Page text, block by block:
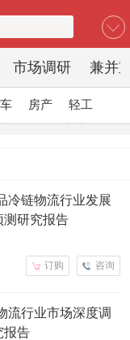
市场调研 兼并
房产
轻工
冷链物流行业发展
测研究报告
咨询
订购
流行业市场深度调
报告